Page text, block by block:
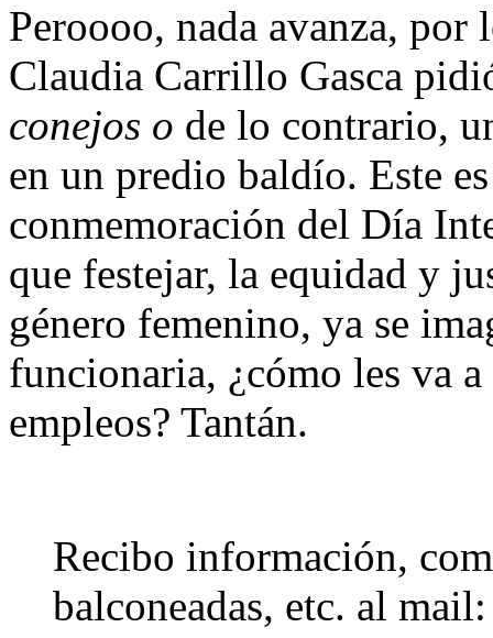
Peroooo, nada avanza, por
Claudia Carrillo Gasca
conejos o de lo contrario,
en un predio baldío. Este
conmemoración del Día
que festejar, la equidad y
género femenino, ya se
funcionaria, ¿cómo les va
empleos? Tantán.
Recibo información,
balconeadas, etc. al mail: